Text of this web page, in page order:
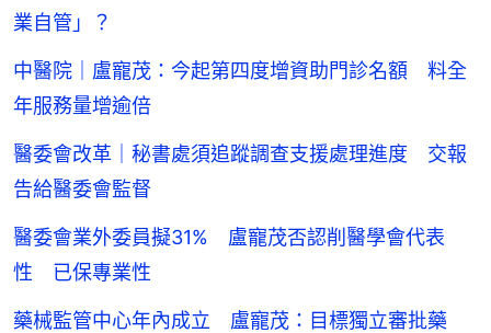
業自管」？
中醫院｜盧寵茂：今起第四度增資助門診名額 料全
年服務量增逾倍
醫委會改革｜秘書處須追蹤調查支援處理進度 交報
告給醫委會監督
醫委會業外委員擬31% 盧寵茂否認削醫學會代表
性 已保專業性
藥械監管中心年內成立 盧寵茂：目標獨立審批藥